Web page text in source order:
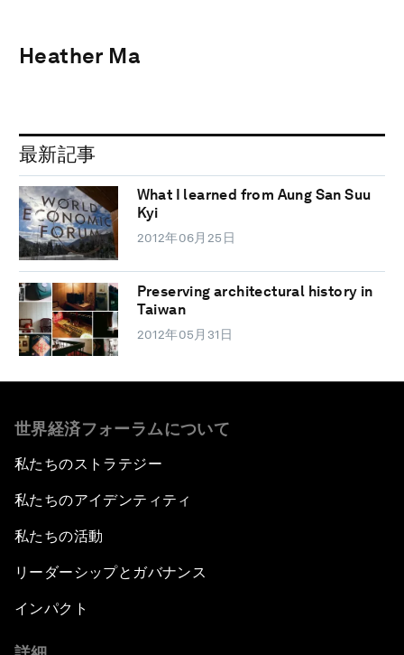
Heather Ma
最新記事
What I learned from Aung San Suu
Kyi
2012年06月25日
Preserving architectural history in
Taiwan
2012年05月31日
世界経済フォーラムについて
私たちのストラテジー
私たちのアイデンティティ
私たちの活動
リーダーシップとガバナンス
インパクト